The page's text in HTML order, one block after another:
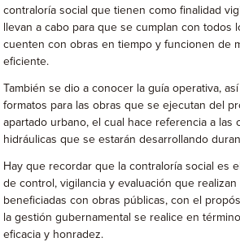
contraloría social que tienen como finalidad
llevan a cabo para que se cumplan con todos
cuenten con obras en tiempo y funcionen de
eficiente.
También se dio a conocer la guía operativa,
formatos para las obras que se ejecutan del
apartado urbano, el cual hace referencia a las
hidráulicas que se estarán desarrollando
Hay que recordar que la contraloría social es
de control, vigilancia y evaluación que realizan
beneficiadas con obras públicas, con el
la gestión gubernamental se realice en
eficacia y honradez.